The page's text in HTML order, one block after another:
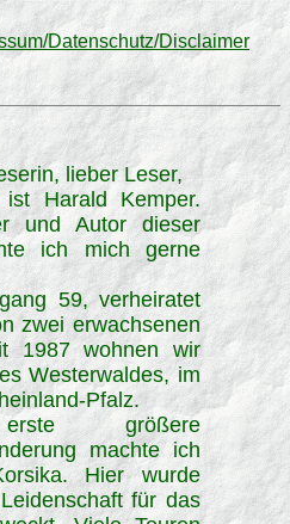
Datenschutz/Disclaimer
lieber Leser,
Harald Kemper.
und Autor dieser
ich mich gerne
59, verheiratet
zwei erwachsenen
1987 wohnen wir
Westerwaldes, im
Pfalz.
größere
machte ich
Hier wurde
für das